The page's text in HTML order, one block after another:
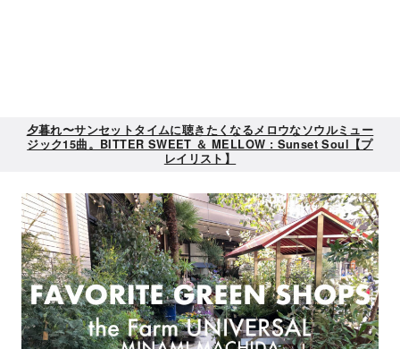
夕暮れ〜サンセットタイムに聴きたくなるメロウなソウルミュー
ジック15曲。BITTER SWEET ＆ MELLOW : Sunset Soul【プ
レイリスト】